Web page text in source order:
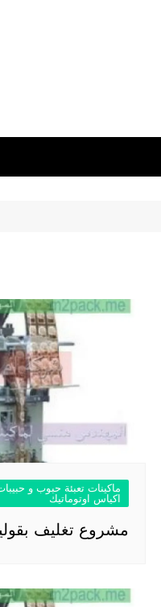
ماكينات تعبئة حبوب و
اكياس اوتوماتيك
مشروع تغليف